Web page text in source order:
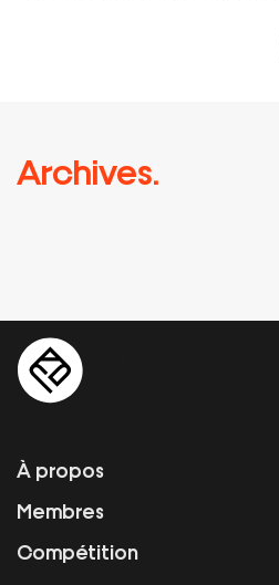
Archives.
À propos
Membres
Compétition